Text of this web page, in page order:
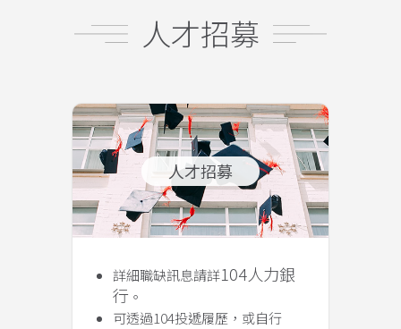
人才招募
人才招募
詳細職缺訊息請詳104人力銀
行。
可透過104投遞履歷，或自行